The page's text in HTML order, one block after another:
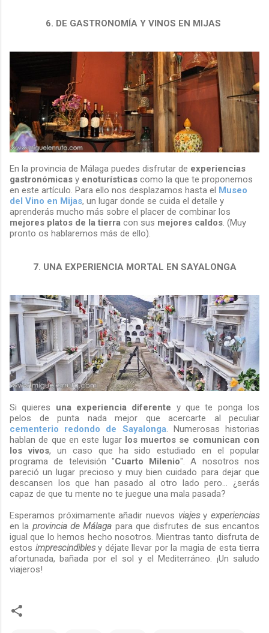
6. DE GASTRONOMÍA Y VINOS EN MIJAS
En la provincia de Málaga puedes disfrutar de experiencias
gastronómicas y enoturísticas como la que te proponemos
en este artículo. Para ello nos desplazamos hasta el Museo
del Vino en Mijas, un lugar donde se cuida el detalle y
aprenderás mucho más sobre el placer de combinar los
mejores platos de la tierra con sus mejores caldos. (Muy
pronto os hablaremos más de ello).
7. UNA EXPERIENCIA MORTAL EN SAYALONGA
Si quieres una experiencia diferente y que te ponga los
pelos de punta nada mejor que acercarte al peculiar
cementerio redondo de Sayalonga. Numerosas historias
hablan de que en este lugar los muertos se comunican con
los vivos, un caso que ha sido estudiado en el popular
programa de televisión "Cuarto Milenio". A nosotros nos
pareció un lugar precioso y muy bien cuidado para dejar que
descansen los que han pasado al otro lado pero... ¿serás
capaz de que tu mente no te juegue una mala pasada?
Esperamos próximamente añadir nuevos viajesyexperiencias
en la provincia de Málaga para que disfrutes de sus encantos
igual que lo hemos hecho nosotros. Mientras tanto disfruta de
estos imprescindiblesy déjate llevar por la magia de esta tierra
afortunada, bañada por el sol y el Mediterráneo. ¡Un saludo
viajeros!